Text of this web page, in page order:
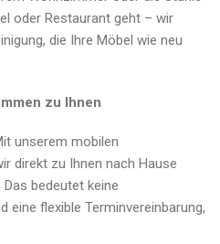
oder Restaurant geht – wir
die Ihre Möbel wie neu
zu Ihnen
unserem mobilen
direkt zu Ihnen nach Hause
bedeutet keine
eine flexible Terminvereinbarung,